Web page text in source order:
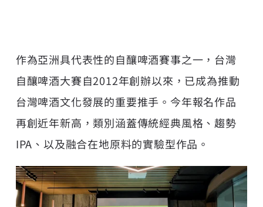
作為亞洲具代表性的自釀啤酒賽事之一， 台灣
自釀啤酒大賽自2012年創辦以來，已成為推動
台灣啤酒文化發展的重要推手。今年報名作品
再創近年新高，類別涵蓋傳統經典風格、趨勢
IPA、以及融合在地原料的實驗型作品。